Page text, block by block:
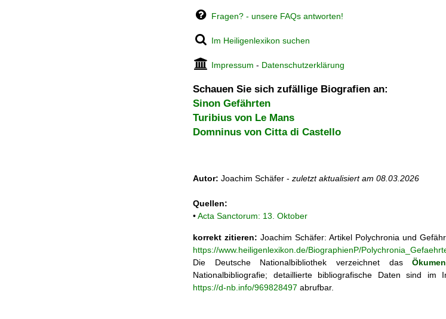
Fragen? - unsere FAQs antworten!
Im Heiligenlexikon suchen
Impressum - Datenschutzerklärung
Schauen Sie sich zufällige Biografien an:
Sinon Gefährten
Turibius von Le Mans
Domninus von Citta di Castello
Autor: Joachim Schäfer - zuletzt aktualisiert am 08.03.2026
Quellen:
•Acta Sanctorum: 13. Oktober
korrekt zitieren: Joachim Schäfer: Artikel Polychronia und
https://www.heiligenlexikon.de/BiographienP/
Die Deutsche Nationalbibliothek verzeichnet das
Nationalbibliografie; detaillierte bibliografische Daten sind im
https://d-nb.info/969828497 abrufbar.